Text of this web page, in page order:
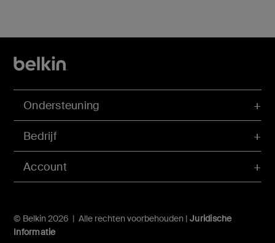
Account
Ondersteuning
Bedrijf
© Belkin 2026 | Alle rechten voorbehouden | Juridische
Informatie